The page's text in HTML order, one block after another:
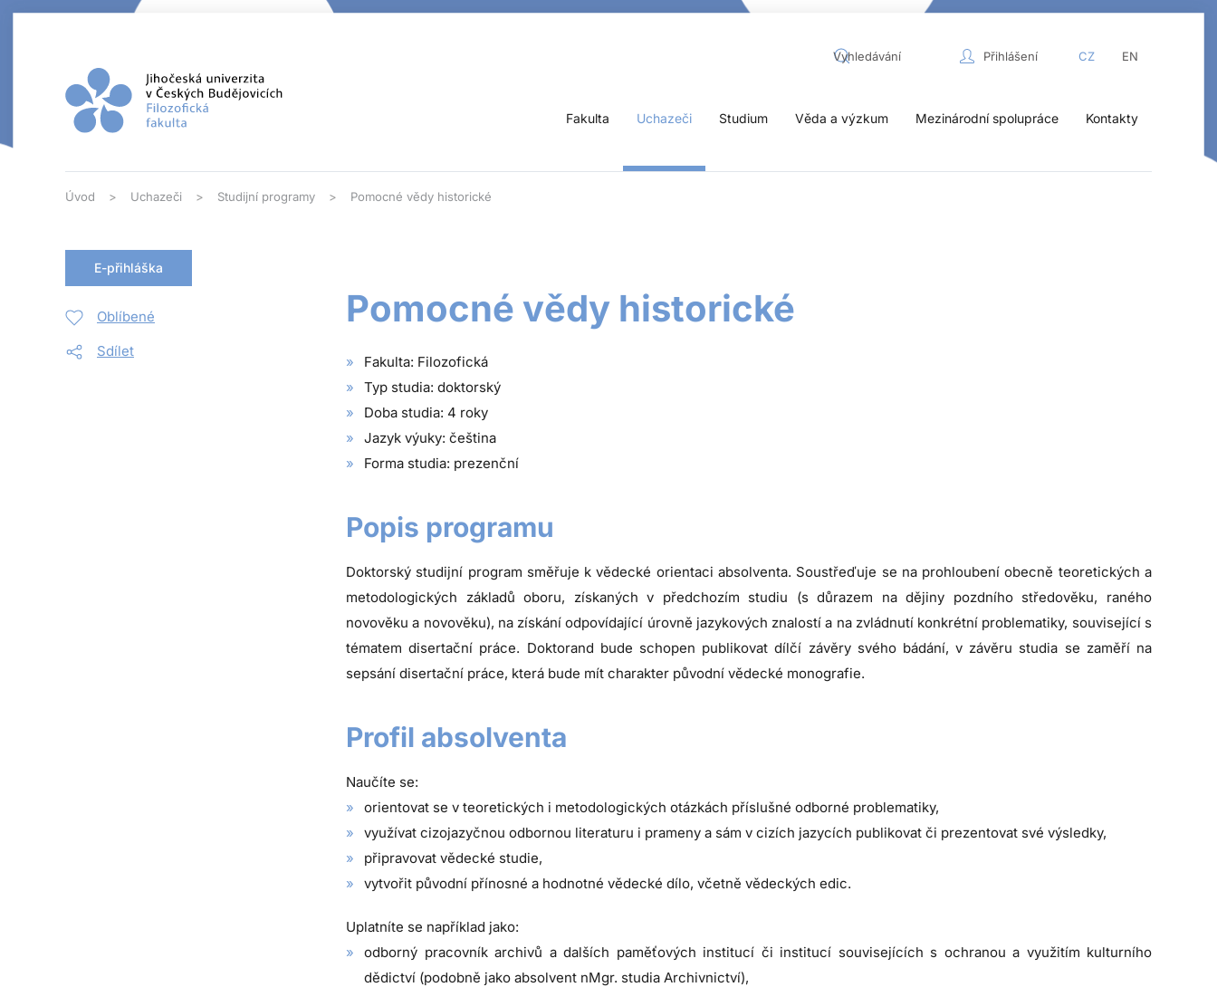
Přihlášení CZ EN
Fakulta Uchazeči Studium Věda a výzkum Mezinárodní spolupráce Kontakty
Úvod Uchazeči Studijní programy Pomocné vědy historické
E-přihláška
Oblíbené
Sdílet
Pomocné vědy historické
Fakulta: Filozofická
Typ studia: doktorský
Doba studia: 4 roky
Jazyk výuky: čeština
Forma studia: prezenční
Popis programu
Doktorský studijní program směřuje k vědecké orientaci absolventa. Soustřeďuje se na prohloubení obecně teoretických a
metodologických základů oboru, získaných v předchozím studiu (s důrazem na dějiny pozdního středověku, raného
novověku a novověku), na získání odpovídající úrovně jazykových znalostí a na zvládnutí konkrétní problematiky, související s
tématem disertační práce. Doktorand bude schopen publikovat dílčí závěry svého bádání, v závěru studia se zaměří na
sepsání disertační práce, která bude mít charakter původní vědecké monografie.
Profil absolventa
Naučíte se:
orientovat se v teoretických i metodologických otázkách příslušné odborné problematiky,
využívat cizojazyčnou odbornou literaturu i prameny a sám v cizích jazycích publikovat či prezentovat své výsledky,
připravovat vědecké studie,
vytvořit původní přínosné a hodnotné vědecké dílo, včetně vědeckých edic.
Uplatníte se například jako:
odborný pracovník archivů a dalších paměťových institucí či institucí souvisejících s ochranou a využitím kulturního
dědictví (podobně jako absolvent nMgr. studia Archivnictví),